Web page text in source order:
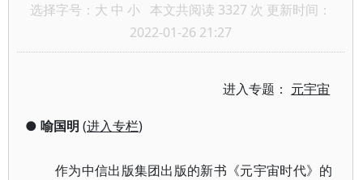
选择字号： 大 中 小 本文共阅读 3327 次 更新时间：
2022-01-26 21:27
进入专题： 元宇宙
● 喻国明 (进入专栏)
作为中信出版集团出版的新书《元宇宙时代》的